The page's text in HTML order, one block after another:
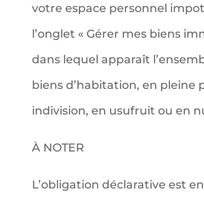
votre espace personnel
l’onglet « Gérer mes biens
dans lequel apparaît
biens d’habitation, en pleine
indivision, en usufruit ou en
À NOTER
L’obligation déclarative est